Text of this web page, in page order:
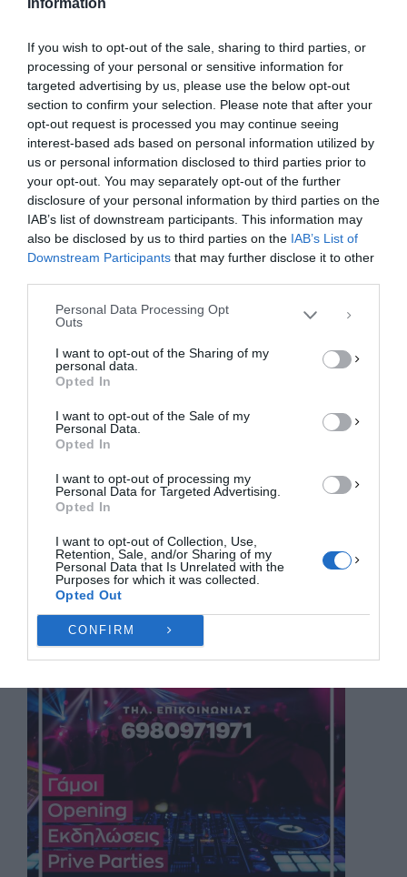
If you wish to opt-out of the sale, sharing to third parties, or
processing of your personal or sensitive information for
targeted advertising by us, please use the below opt-out
section to confirm your selection. Please note that after your
opt-out request is processed you may continue seeing
interest-based ads based on personal information utilized by
us or personal information disclosed to third parties prior to
your opt-out. You may separately opt-out of the further
disclosure of your personal information by third parties on the
IAB’s list of downstream participants. This information may
also be disclosed by us to third parties on the IAB’s List of
Downstream Participants that may further disclose it to other
Personal Data Processing Opt
Outs
I want to opt-out of the Sharing of my
personal data.
Opted In
I want to opt-out of the Sale of my
Personal Data.
Opted In
I want to opt-out of processing my
Personal Data for Targeted Advertising.
Opted In
I want to opt-out of Collection, Use,
Retention, Sale, and/or Sharing of my
Personal Data that Is Unrelated with the
Purposes for which it was collected.
Opted Out
CONFIRM
Διαχείριση Συγκατάθεσης
Για να παρέχουμε την καλύτερη εμπειρία, χρησιμοποιούμε τεχνολογίες όπως
cookies για την αποθήκευση ή/και την πρόσβαση σε πληροφορίες συσκευών.
Η συγκατάθεση για τις εν λόγω τεχνολογίες θα μας επιτρέψει να
επεξεργαστούμε δεδομένα προσωπικού χαρακτήρα, όπως συμπεριφορά
περιήγησης ή μοναδικά αναγνωριστικά σε αυτόν τον ιστότοπο. Η μη
συγκατάθεση ή η ανάκληση της συγκατάθεσης, μπορεί να επηρεάσει
αρνητικά ορισμένες λειτουργίες και δυνατότητες.
ΠΡΟΒΟΛΉ ΠΡΟΤΙΜΉΣΕΩΝ
Πολιτική Cookies
Εμφανίστηκε ο τυχερός που κέρδισε
τα 2 εκατ. ευρώ στο
χριστουγεννιάτικο λαχείο στη
Λάρισα
Εμφανίστηκε ο τυχερός που κέρδισε τα 2
εκατομμύρια ευρώ στο χριστουγεννιάτικο λαϊκό
επικοινώνησε …
F
a
c
e
b
o
o
k
M
a
st
o
o
n
E
m
ai
l
Μ
ρ
α
τε
ε
ΚΆΝΕΤΕ LIKE ΣΤΗ ΣΕΛΊΔΑ ΜΑΣ